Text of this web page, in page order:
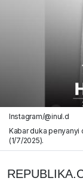
Instagram/@inul.d
Kabar duka penyanyi
(1/7/2025).